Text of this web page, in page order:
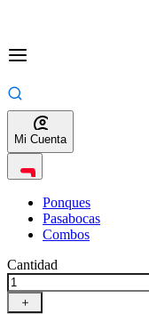
Mi Cuenta
Ponques
Pasabocas
Combos
Cantidad
＋